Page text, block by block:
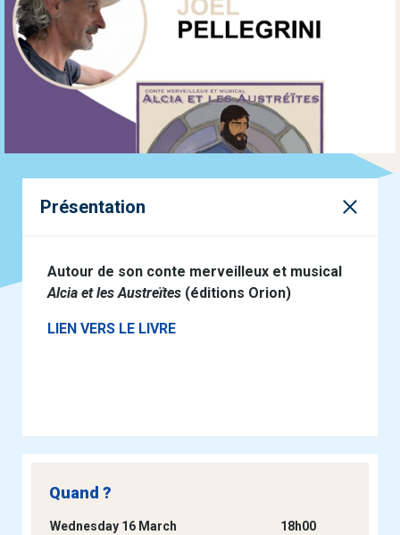
Présentation
Autour de son conte merveilleux et musical
Alcia et les Austreïtes (éditions Orion)
LIEN VERS LE LIVRE
Quand ?
Wednesday 16 March 18h00